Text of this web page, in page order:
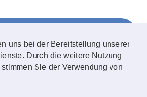
uns bei der Bereitstellung unserer
Durch die weitere Nutzung
Sie der Verwendung von